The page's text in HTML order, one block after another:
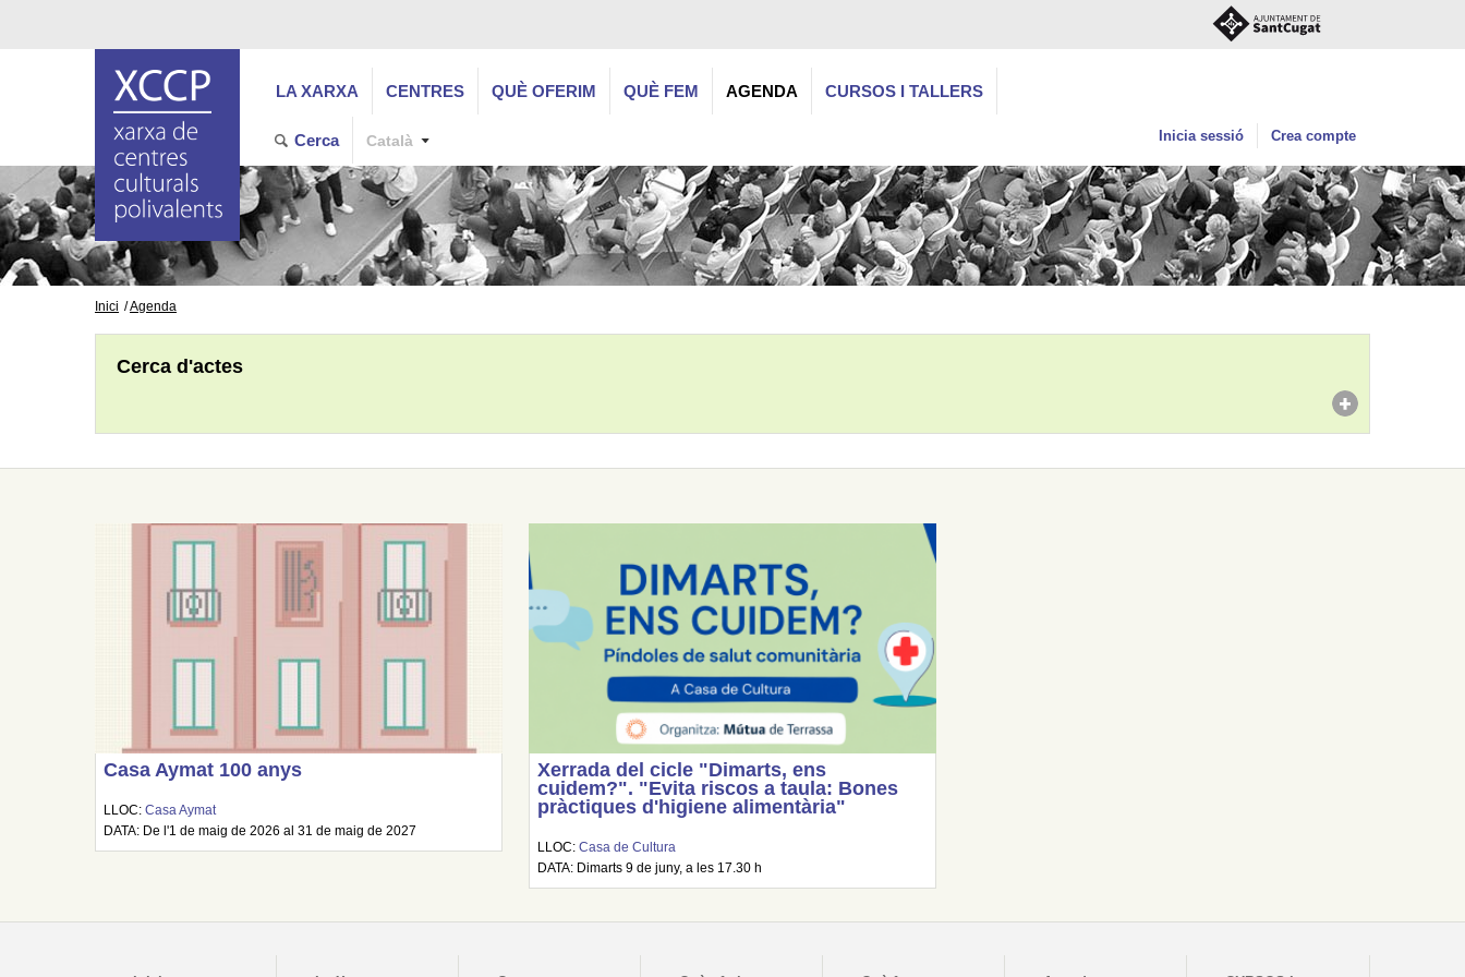
LA XARXA CENTRES QUÈ OFERIM QUÈ FEM AGENDA CURSOS I TALLERS
Cerca Català Inicia sessió Crea compte
Inici Agenda
Cerca d'actes
Casa Aymat 100 anys
LLOC:Casa Aymat
DATA: De l'1 de maig de 2026 al 31 de maig de 2027
Xerrada del cicle "Dimarts, ens
cuidem?". "Evita riscos a taula: Bones
pràctiques d'higiene alimentària"
LLOC:Casa de Cultura
DATA: Dimarts 9 de juny, a les 17.30 h